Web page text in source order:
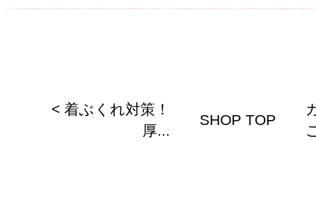
< 着ぶくれ対策！
厚...
SHOP TOP